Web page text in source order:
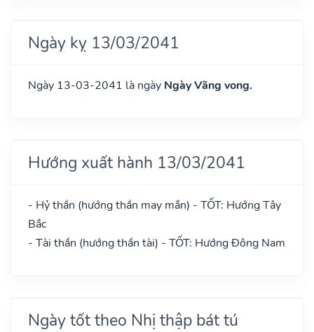
Ngày kỵ 13/03/2041
Ngày 13-03-2041 là ngày Ngày Vãng vong.
Hướng xuất hành 13/03/2041
- Hỷ thần (hướng thần may mắn) - TỐT: Hướng Tây
Bắc
- Tài thần (hướng thần tài) - TỐT: Hướng Đông Nam
Ngày tốt theo Nhị thập bát tú